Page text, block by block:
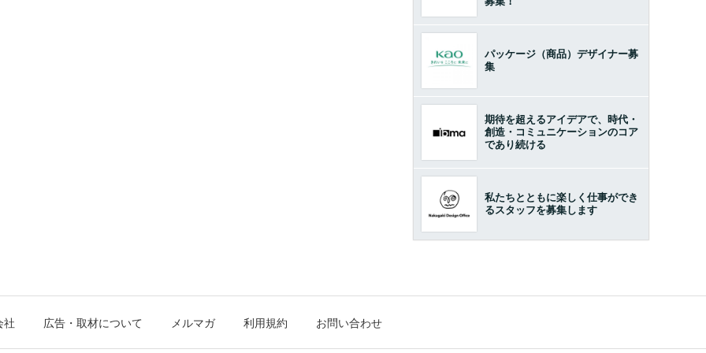
パッケージ（商品）デザイナー募
集
期待を超えるアイデアで、時代・
創造・コミュニケーションのコア
であり続ける
私たちとともに楽しく仕事ができ
るスタッフを募集します
社 広告・取材について メルマガ 利用規約 お問い合わせ